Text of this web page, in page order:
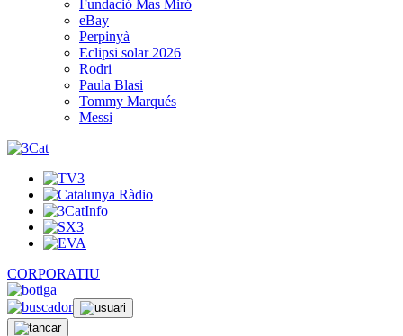
Fundació Mas Miró
eBay
Perpinyà
Eclipsi solar 2026
Rodri
Paula Blasi
Tommy Marqués
Messi
CORPORATIU